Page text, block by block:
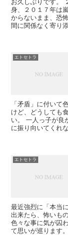
お久しぶりです。
身、２０１７年は
からないまま、恐
間に関係なく寄り添
エトセトラ
「矛盾」に付いて
けど、どうしても
い。 一人っ子が良
に振り向いてくれ
エトセトラ
最近強烈に「本当
出来たら、怖いも
色々な事に気が囚
て思いが巡ります